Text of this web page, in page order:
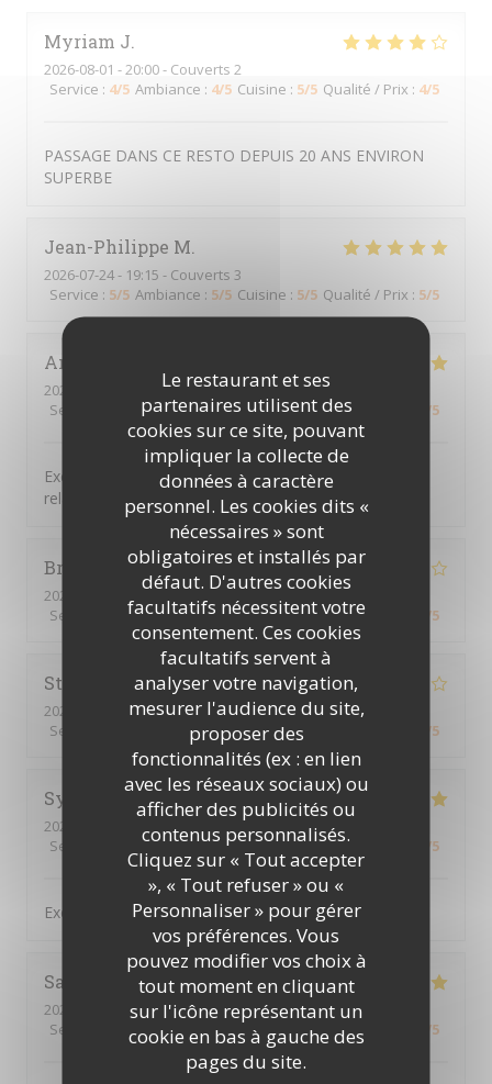
Le restaurant et ses
partenaires utilisent des
cookies sur ce site, pouvant
impliquer la collecte de
données à caractère
personnel. Les cookies dits «
nécessaires » sont
obligatoires et installés par
défaut. D'autres cookies
facultatifs nécessitent votre
consentement. Ces cookies
facultatifs servent à
analyser votre navigation,
mesurer l'audience du site,
proposer des
fonctionnalités (ex : en lien
avec les réseaux sociaux) ou
afficher des publicités ou
contenus personnalisés.
Cliquez sur « Tout accepter
», « Tout refuser » ou «
Personnaliser » pour gérer
vos préférences. Vous
pouvez modifier vos choix à
tout moment en cliquant
sur l'icône représentant un
cookie en bas à gauche des
pages du site.
Myriam J
2026-08-01 - 20:00 - Couverts 2
Service : 4/5 Ambiance : 4/5 Cuisine : 5/5 Qualité / Prix : 4/5
PASSAGE DANS CE RESTO DEPUIS 20 ANS ENVIRON
SUPERBE
Jean-Philippe M
2026-07-24- 19:15 - Couverts 3
Service : 5/5 Ambiance : 5/5 Cuisine : 5/5 Qualité / Prix : 5/5
Antoine
2026-07-22
- 19:00 - Couverts 4
Service
Ambiance:5/5 Cuisine:5/5 Qualité / Prix /5
Excellent repas. Tout était bien présenté, ambiance
relaxe et conviviale. Excellente table
Bruno
2026-07-22
- 13:00 - Couverts 4
Service
/5 Ambiance: 4 /5 Cuisine:3/5 Qualité / Prix /5
Stephen
2026-07-16
- 19:00 - Couverts 3
Service
Ambiance:5/5 Cuisine:5 /5
Sylvain B
2026-07-16
- 19:30 - Couverts 4
Service
Ambiance: 5/5 Cuisine: 5/5 Qualité / Prix /5
Excellent. Très bon accueil et cuisine raffinée
Sandra
2026-07-16
- 19:15 - Couverts 5
Service
Ambiance: 5/5 Cuisine: 5/5 Qualité / Prix /5